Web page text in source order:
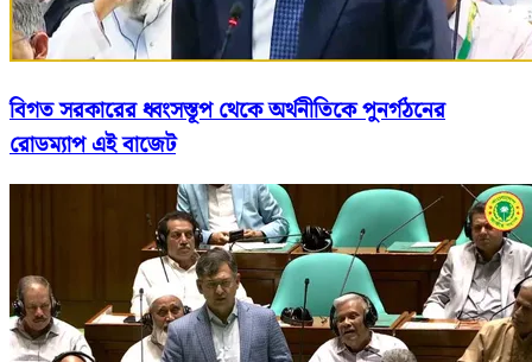
বিগত সরকারের ধ্বংসস্তূপ থেকে অর্থনীতিকে পুনর্গঠনের
রোডম্যাপ এই বাজেট